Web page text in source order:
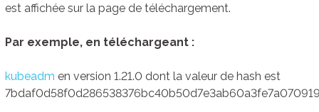
est affichée sur la page de téléchargement.
Par exemple, en téléchargeant :
kubeadm en version 1.21.0 dont la valeur de hash est